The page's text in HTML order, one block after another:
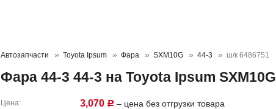
Автозапчасти Toyota Ipsum Фара SXM10G 44-3 ш/к 6486751
Фара 44-3 44-3 на Toyota Ipsum SXM10G
Цена 3,070 Р – цена без отгрузки товара